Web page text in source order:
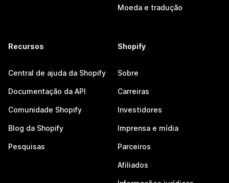
Moeda e tradução
Recursos
Central de ajuda da Shopify
Documentação da API
Comunidade Shopify
Blog da Shopify
Pesquisas
Shopify
Sobre
Carreiras
Investidores
Imprensa e mídia
Parceiros
Afiliados